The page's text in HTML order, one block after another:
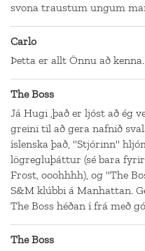
svona traustum ungum
Carlo
Þetta er allt Önnu að
The Boss
Já Hugi ,það er ljóst að ég
greini til að gera nafnið
íslenska það, "Stjórinn"
lögregluþáttur (sé bara
Frost, ooohhhh), og "The
S&M klúbbi á Manhattan.
The Boss héðan í frá með
The Boss